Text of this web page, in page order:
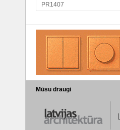
PR1407
Mūsu draugi